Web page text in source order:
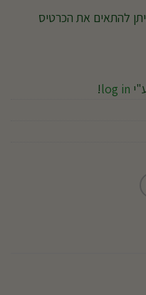
עסקיים- בקנייה מעל 100 ניתן להתאים את הכרטיס
log in
!